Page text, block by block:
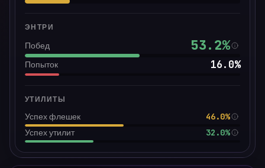
ЭНТРИ
Побед 53.2%
Попыток 16.0%
УТИЛИТЫ
Успех флешек
46.0%
Успех утилит
32.0%